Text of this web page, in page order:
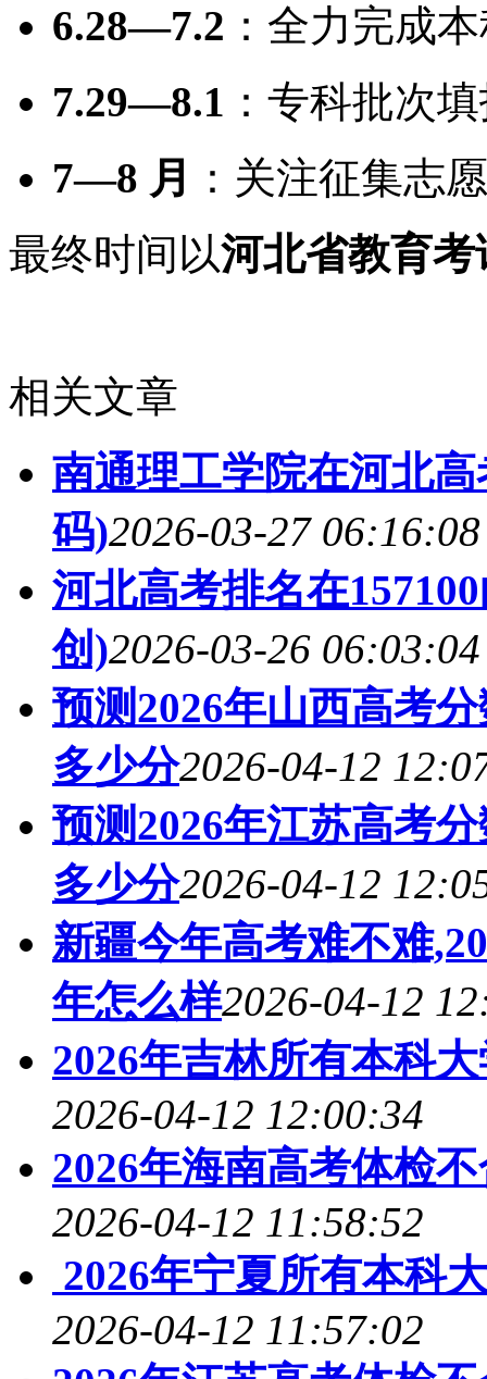
6.28—7.2 ：全力完成
7.29—8.1 ：专科批次
7—8 月
：关注征集志
最终时间以河北省教育考
相关文章
南通理工学院在河北
码)2026-03-27 06:16:08
河北高考排名在
创)2026-03-26 06:03:04
预测2026年山西高考
多少分2026-04-12
预测2026年江苏高考
多少分2026-04-12
新疆今年高考难不难
年怎么样2026-04-12
2026年吉林所有本科
2026-04-12 12:00:34
2026年海南高考体检
2026-04-12 11:58:52
2026年宁夏所有本科
2026-04-12 11:57:02